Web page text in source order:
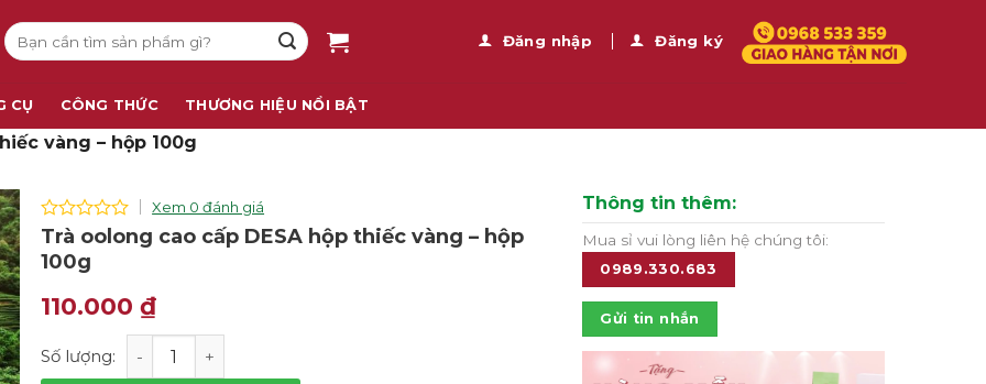
Tìm
kiếm:
Đăng nhập Đăng ký
CỤ CÔNG THỨC THƯƠNG HIỆU NỔI BẬT
vàng – hộp 100g
0
out
of
Xem 0 đánh giá
Trà oolong cao cấp DESA hộp thiếc vàng – hộp
100g
110.000₫
Trà oolong cao cấp DESA hộp thiếc vàng - hộp 100g số lượng
Thông tin thêm:
Mua sỉ vui lòng liên hệ chúng tôi:
0989.330.683
Gửi tin nhắn